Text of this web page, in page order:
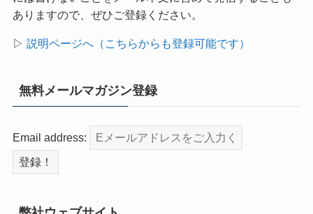
ありますので、ぜひご登録ください。
▷ 説明ページへ（こちらからも登録可能です）
無料メールマガジン登録
Email address: